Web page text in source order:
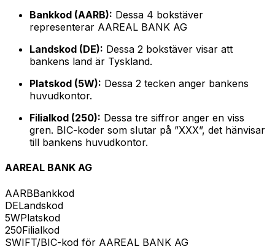
Bankkod (AARB): Dessa 4 bokstäver
representerar AAREAL BANK AG
Landskod (DE): Dessa 2 bokstäver visar att
bankens land är Tyskland.
Platskod (5W): Dessa 2 tecken anger bankens
huvudkontor.
Filialkod (250): Dessa tre siffror anger en viss
gren. BIC-koder som slutar på ”XXX”, det hänvisar
till bankens huvudkontor.
AAREAL BANK AG
AARBBankkod
DELandskod
5WPlatskod
250Filialkod
SWIFT/BIC-kod för AAREAL BANK AG